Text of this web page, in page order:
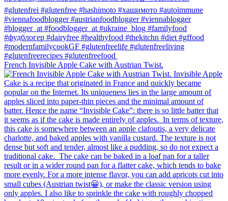
French Invisible Apple Cake with Austrian Twist.⁠